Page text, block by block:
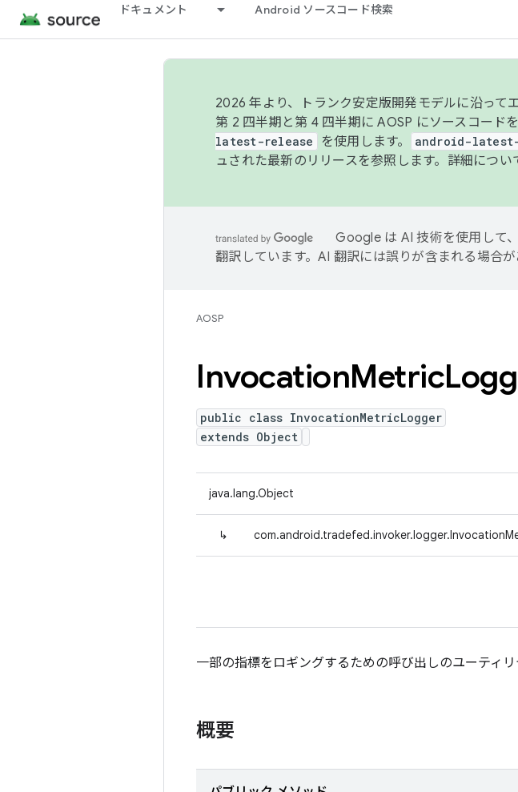
ドキュメント Android ソースコード検索
2026 年より、トランク安定版開発モデルに沿って
第 2 四半期と第 4 四半期に AOSP にソースコード
latest-release
を使用します。 android-
ュされた最新のリリースを参照します。詳細につい
Google は AI 技術を使用して
翻訳しています。AI 翻訳には誤りが含まれる場合が
AOSP
InvocationMetric
public class InvocationMetricLogger
extends Object
java.lang.Object
↳
一部の指標をロギングするための呼び出しのユーティリ
概要